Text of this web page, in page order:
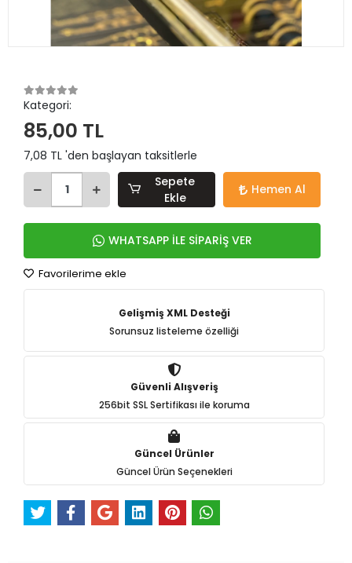
Kategori:
85,00 TL
7,08 TL 'den başlayan taksitlerle
Sepete
Ekle
Hemen Al
WHATSAPP İLE SİPARİŞ VER
Favorilerime ekle
Gelişmiş XML Desteği
Sorunsuz listeleme özelliği
Güvenli Alışveriş
256bit SSL Sertifikası ile koruma
Güncel Ürünler
Güncel Ürün Seçenekleri